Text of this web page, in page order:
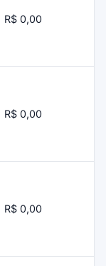
R$ 0,00
R$ 0,00
R$ 0,00